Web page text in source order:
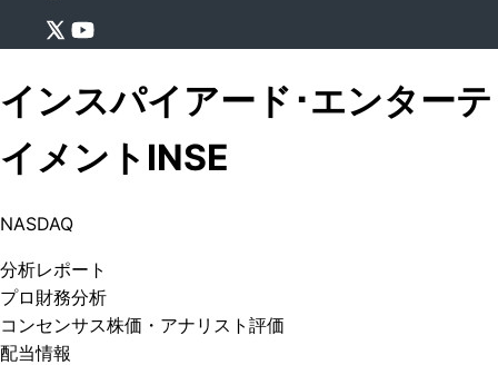
インスパイアード･エンターテ
イメント INSE
NASDAQ
分析レポート
プロ 財務分析
コンセンサス株価 ・アナリスト評価
配当情報